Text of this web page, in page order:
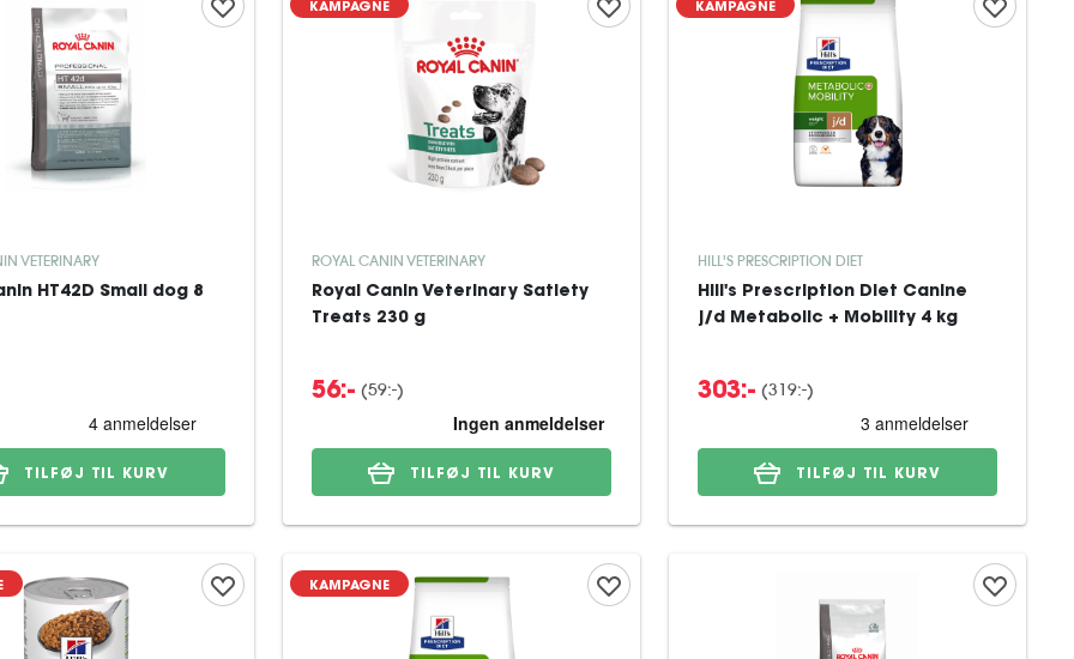
VETERINARY
HT42D Small dog 8
TILFØJ TIL KURV
KAMPAGNE
ROYAL CANIN VETERINARY
Royal Canin Veterinary Satiety
Treats 230 g
56:- (59:-)
TILFØJ TIL KURV
KAMPAGNE
HILL'S PRESCRIPTION DIET
Hill's Prescription Diet Canine
j/d Metabolic + Mobility 4 kg
303:- (319:-)
TILFØJ TIL KURV
KAMPAGNE